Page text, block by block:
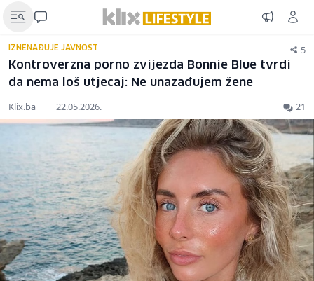
IZNENAĐUJE JAVNOST 5
Kontroverzna porno zvijezda Bonnie Blue tvrdi
da nema loš utjecaj: Ne unazađujem žene
Klix.ba | 22.05.2026. 21